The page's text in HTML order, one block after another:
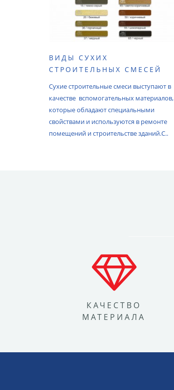
ВИДЫ СУХИХ
СТРОИТЕЛЬНЫХ СМЕСЕЙ
Сухие строительные смеси выступают в
качестве вспомогательных материалов,
которые обладают специальными
свойствами и используются в ремонте
помещений и строительстве зданий.С..
КАЧЕСТВО
МАТЕРИАЛА